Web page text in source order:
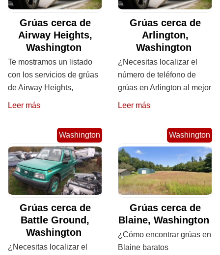
Grúas cerca de
Airway Heights,
Washington
Te mostramos un listado
con los servicios de grúas
de Airway Heights,
Leer más
Grúas cerca de
Arlington,
Washington
¿Necesitas localizar el
número de teléfono de
grúas en Arlington al mejor
Leer más
Washington
Grúas cerca de
Battle Ground,
Washington
¿Necesitas localizar el
Washington
Grúas cerca de
Blaine, Washington
¿Cómo encontrar grúas en
Blaine baratos